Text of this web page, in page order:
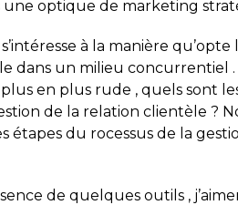
une optique de marketing
à la manière
dans un milieu concurrentiel .
en plus rude , quels sont
de la relation clientèle ?
étapes du rocessus de la
de quelques outils ,